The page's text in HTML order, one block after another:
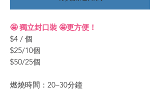
🤩 獨立封口裝 🤩更方便！
$4 / 個
$25/10個
$50/25個
燃燒時間：20–30分鐘